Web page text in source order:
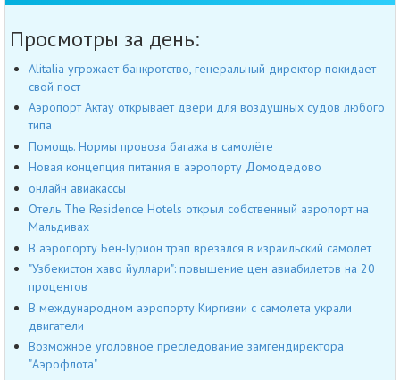
Просмотры за день:
Alitalia угрожает банкротство, генеральный директор покидает
свой пост
Аэропорт Актау открывает двери для воздушных судов любого
типа
Помощь. Нормы провоза багажа в самолёте
Новая концепция питания в аэропорту Домодедово
онлайн авиакассы
Отель The Residence Hotels открыл собственный аэропорт на
Мальдивах
В аэропорту Бен-Гурион трап врезался в израильский самолет
"Узбекистон хаво йуллари": повышение цен авиабилетов на 20
процентов
В международном аэропорту Киргизии с самолета украли
двигатели
Возможное уголовное преследование замгендиректора
"Аэрофлота"